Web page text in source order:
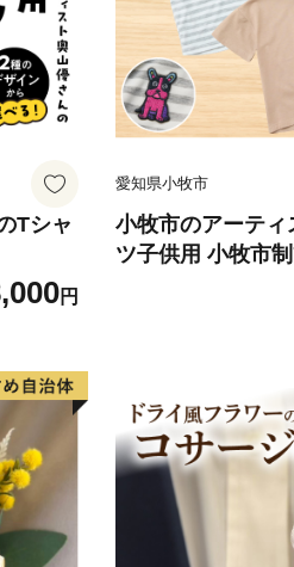
競馬博物館もあります。
中多摩川かぜのみち）】
れる多摩川の堤防には「府中多
を感じながらウォーキングやジ
物館】
メートルの敷地全体で府中の自
るさと府中の自然と歴史を楽し
８年５月にリニューアルした迫
」をテーマに２０００年に開館
にあり、身近に美術と出会うこ
館です。
まち府中】
、ジャパンラグビートップリー
リーサンゴリアスの２チームが
Tシャ
円
愛知県小牧市
小牧市のアーティ
ツ子供用 小牧市